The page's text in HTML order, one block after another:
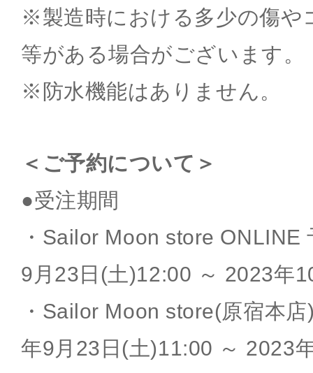
※製造時における多少の傷や
等がある場合がございます。
※防水機能はありません。
＜ご予約について＞
●受注期間
・Sailor Moon store ONLINE
9月23日(土)12:00 ～ 2023年
・Sailor Moon store(原宿本
年9月23日(土)11:00 ～ 2023